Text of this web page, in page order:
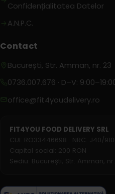
Confidențialitatea Datelor
A.N.P.C.
Contact
București, Str. Amman, nr. 23
0736.007.676 · D–V:
office@fit4youdelivery.ro
FIT4YOU FOOD DELIVERY SRL
CUI: RO33446698 · NRC: J40/
Capital social: 200 RON
Sediu: București, Str. Amman,